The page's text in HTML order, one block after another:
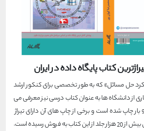
کتاب پایگاه داده در ایران
حل مسائل» که به طور تخصصی برای کنکور ارشد
از دانشگاه ها به عنوان کتاب درسی نیز معرفی می
شود. این کتاب تا کنون 9 بار چاپ شده است و برخی از چاپ های آن دارای تیراژ
5000 جلدی بوده و در کل بیش از 20 هزار جلد از این کتاب به فروش رسیده است.